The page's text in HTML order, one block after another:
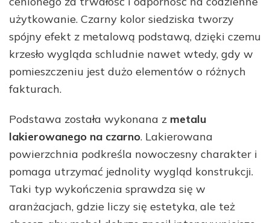
użytkowanie. Czarny kolor siedziska tworzy
spójny efekt z metalową podstawą, dzięki czemu
krzesło wygląda schludnie nawet wtedy, gdy w
pomieszczeniu jest dużo elementów o różnych
fakturach.
Podstawa została wykonana z metalu
lakierowanego na czarno. Lakierowana
powierzchnia podkreśla nowoczesny charakter i
pomaga utrzymać jednolity wygląd konstrukcji.
Taki typ wykończenia sprawdza się w
aranżacjach, gdzie liczy się estetyka, ale też